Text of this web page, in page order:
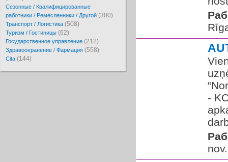
Сезонные / Квалифицированные
работники / Ремесленники / Другой (300)
Транспорт / Логистика (508)
Туризм / Гостиницы (62)
Государственное управление (212)
Здравоохранение / Фармация (558)
Cita (144)
-
nov.